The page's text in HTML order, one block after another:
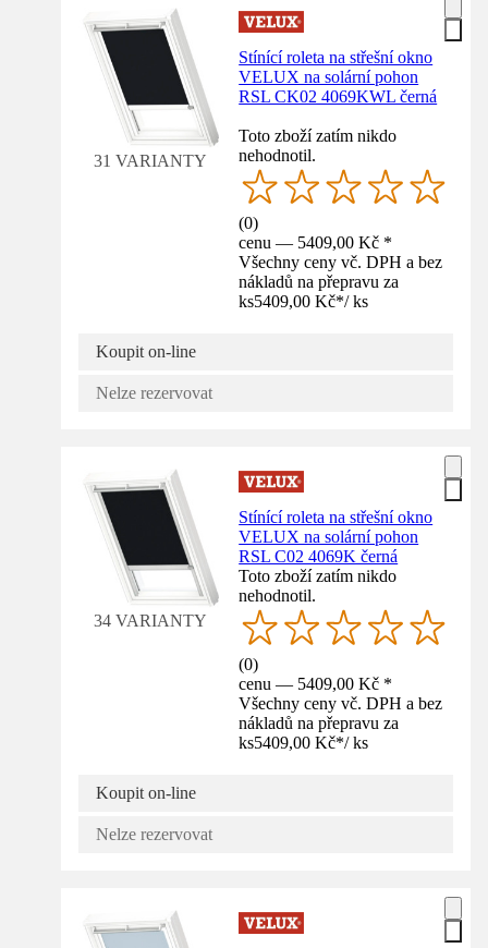
31 VARIANTY
Stínící roleta na střešní okno
VELUX na solární pohon
RSL CK02 4069KWL černá
Toto zboží zatím nikdo
nehodnotil.
(0)
cenu — 5409,00 Kč *
Všechny ceny vč. DPH a bez
nákladů na přepravu za
ks5409,00 Kč*/ ks
Koupit on-line
Nelze rezervovat
34 VARIANTY
Stínící roleta na střešní okno
VELUX na solární pohon
RSL C02 4069K černá
Toto zboží zatím nikdo
nehodnotil.
(0)
cenu — 5409,00 Kč *
Všechny ceny vč. DPH a bez
nákladů na přepravu za
ks5409,00 Kč*/ ks
Koupit on-line
Nelze rezervovat